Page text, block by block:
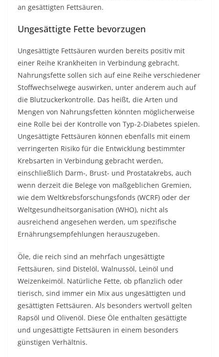
an gesättigten Fettsäuren.
Ungesättigte Fette bevorzugen
Ungesättigte Fettsäuren wurden bereits positiv mit
einer Reihe Krankheiten in Verbindung gebracht.
Nahrungsfette sollen sich auf eine Reihe verschiedener
Stoffwechselwege auswirken, unter anderem auch auf
die Blutzuckerkontrolle. Das heißt, die Arten und
Mengen von Nahrungsfetten könnten möglicherweise
eine Rolle bei der Kontrolle von Typ-2-Diabetes spielen.
Ungesättigte Fettsäuren können ebenfalls mit einem
verringerten Risiko für die Entwicklung bestimmter
Krebsarten in Verbindung gebracht werden,
einschließlich Darm-, Brust- und Prostatakrebs, auch
wenn derzeit die Belege von maßgeblichen Gremien,
wie dem Weltkrebsforschungsfonds (WCRF) oder der
Weltgesundheitsorganisation (WHO), nicht als
ausreichend angesehen werden, um spezifische
Ernährungsempfehlungen herauszugeben.
Öle, die reich sind an mehrfach ungesättigte
Fettsäuren, sind Distelöl, Walnussöl, Leinöl und
Weizenkeimöl. Natürliche Fette, ob pflanzlich oder
tierisch, sind immer ein Mix aus ungesättigten und
gesättigten Fettsäuren. Als besonders wertvoll gelten
Rapsöl und Olivenöl. Diese Öle enthalten gesättigte
und ungesättigte Fettsäuren in einem besonders
günstigen Verhältnis.